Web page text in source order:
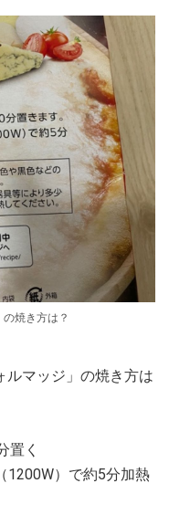
焼き方は？
ルマッジ」の焼き方は
置く
1200W）で約5分加熱